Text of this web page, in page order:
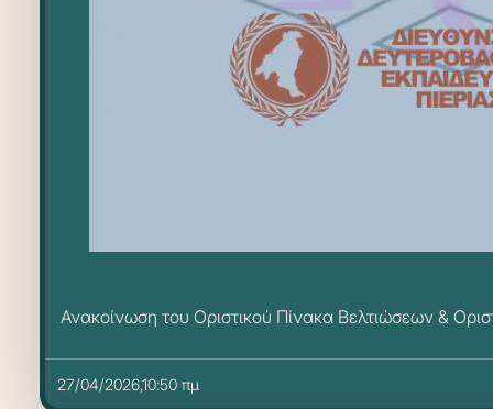
Ανακοίνωση του Οριστικού Πίνακα Βελτιώσεων &
27/04/2026,10:50 πμ